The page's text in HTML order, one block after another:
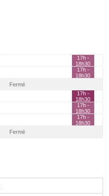
17h -
18h30
17h -
18h30
Fermé
17h -
18h30
17h -
18h30
17h -
18h30
Fermé